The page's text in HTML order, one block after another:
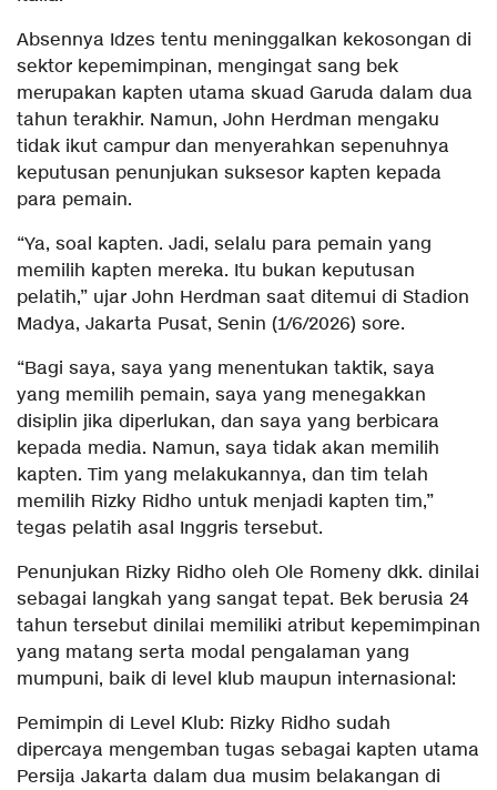
Absennya Idzes tentu meninggalkan kekosongan di
sektor kepemimpinan, mengingat sang bek
merupakan kapten utama skuad Garuda dalam dua
tahun terakhir. Namun, John Herdman mengaku
tidak ikut campur dan menyerahkan sepenuhnya
keputusan penunjukan suksesor kapten kepada
para pemain.
“Ya, soal kapten. Jadi, selalu para pemain yang
memilih kapten mereka. Itu bukan keputusan
pelatih,” ujar John Herdman saat ditemui di Stadion
Madya, Jakarta Pusat, Senin (1/6/2026) sore.
“Bagi saya, saya yang menentukan taktik, saya
yang memilih pemain, saya yang menegakkan
disiplin jika diperlukan, dan saya yang berbicara
kepada media. Namun, saya tidak akan memilih
kapten. Tim yang melakukannya, dan tim telah
memilih Rizky Ridho untuk menjadi kapten tim,”
tegas pelatih asal Inggris tersebut.
Penunjukan Rizky Ridho oleh Ole Romeny dkk. dinilai
sebagai langkah yang sangat tepat. Bek berusia 24
tahun tersebut dinilai memiliki atribut kepemimpinan
yang matang serta modal pengalaman yang
mumpuni, baik di level klub maupun internasional:
Pemimpin di Level Klub: Rizky Ridho sudah
dipercaya mengemban tugas sebagai kapten utama
Persija Jakarta dalam dua musim belakangan di